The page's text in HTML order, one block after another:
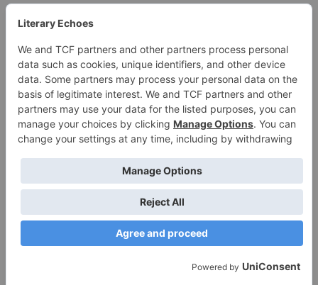
5 COMMENTS
THE BOOK OF JOHN DOE
4 COMMENTS
THE BOOK OF JOHN DOE
4 COMMENTS
THE BOOK OF JOHN DOE
4 COMMENTS
3 COMMENTS
3 COMMENTS
THE BOOK OF JOHN DOE